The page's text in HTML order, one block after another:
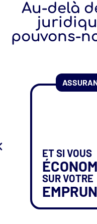
Au-delà
pouvons-
ET SI VOUS
SUR VOTRE